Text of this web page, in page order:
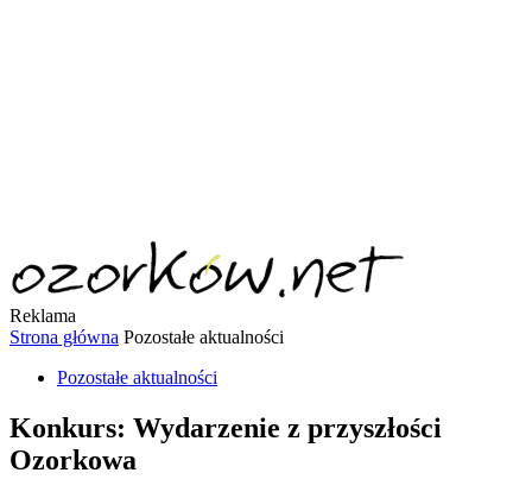
Reklama
Strona główna Pozostałe aktualności
Pozostałe aktualności
Konkurs: Wydarzenie z przyszłości
Ozorkowa